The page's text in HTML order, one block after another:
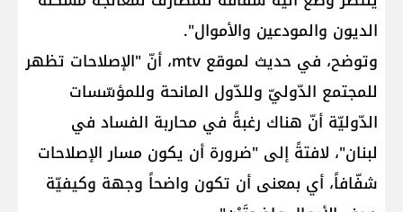
الديون والمودعين والأموال".
وتوضح، في حديث لموقع mtv، أنّ "الإصلاحات تظهر
للمجتمع الدّوليّ وللدّول المانحة وللمؤسّسات
الدّوليّة أنّ هناك رغبةً في محاربة الفساد في
لبنان"، لافتةً إلى "ضرورة أن يكون مسار الإصلاحات
شفّافاً، أي بمعنى أن تكون واضحاً وجهة وكيفيّة